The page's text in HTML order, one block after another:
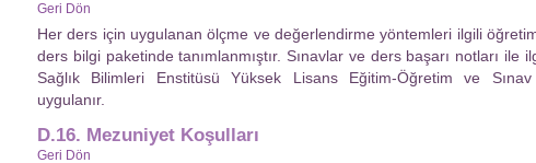
Geri Dön
Her ders için uygulanan ölçme ve değerlendirme yöntemleri ilgili
ders bilgi paketinde tanımlanmıştır. Sınavlar ve ders başarı notları ile
Sağlık Bilimleri Enstitüsü Yüksek Lisans Eğitim-Öğretim ve
uygulanır.
D.16. Mezuniyet Koşulları
Geri Dön